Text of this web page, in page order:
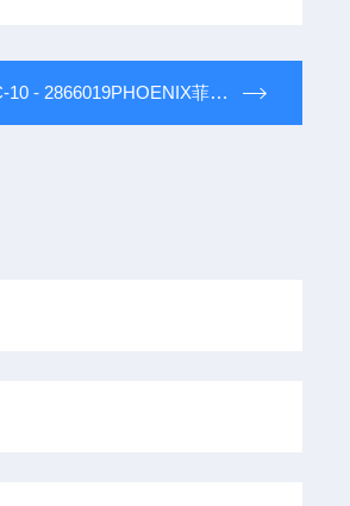
菲尼克斯EMD多功能系列监视继电器